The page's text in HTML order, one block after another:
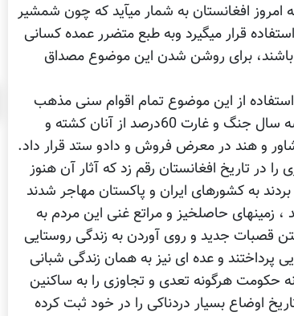
افغانستان به شمار میآید که چون شمشیر
قرار میگیرد وبه طبع متضرر عمده کسانی
باشند، برای روشن شدن این موضوع مصداق
در فاصله ی بین سالهای 1891-1893 با استفاده از این موضوع تمام اقوام سنی مذهب
افغانستان را بر علیه هزاره های شیعه تحریک و پس از سه سال جنگ و غارت 60درصد از آنان کشته و
و هند در معرض فروش و دادو ستد قرار داد.
در تاریخ افغانستان رقم زد که آثار آن هنوز
بردند به کشورهای ایران و پاکستان مهاجر شدند
زمینهای حاصلخیز و مراتع غنی این مردم به
قصبات جدید و روی آوردن به زندگی روستایی
پرداختند و عده ای نیز به همان زندگی شبانی
حکومت هرگونه تعدی و تجاوزی را به ساکنین
اوضاع بسیار دردناکی را در خود ثبت کرده